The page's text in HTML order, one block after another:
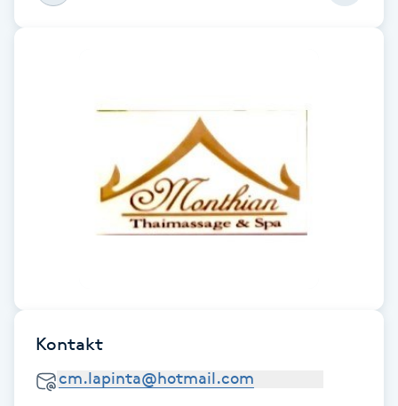
Fotsvamp
Fransborttagning
Fransförlängning Megavolym
Kontakt